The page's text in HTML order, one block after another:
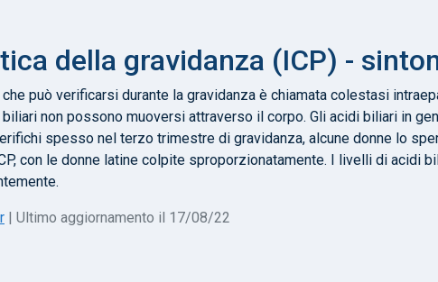
della gravidanza (ICP) -
può verificarsi durante la gravidanza è chiamata colestasi
non possono muoversi attraverso il corpo. Gli acidi biliari in
spesso nel terzo trimestre di gravidanza, alcune donne lo
con le donne latine colpite sproporzionatamente. I livelli di acidi
| Ultimo aggiornamento il 17/08/22